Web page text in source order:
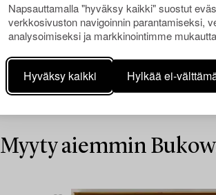
Napsauttamalla "hyväksy kaikki" suostut
verkkosivuston navigoinnin parantamiseksi,
analysoimiseksi ja markkinointimme
Hyväksy kaikki Hylkää ei-
Myyty aiemmin